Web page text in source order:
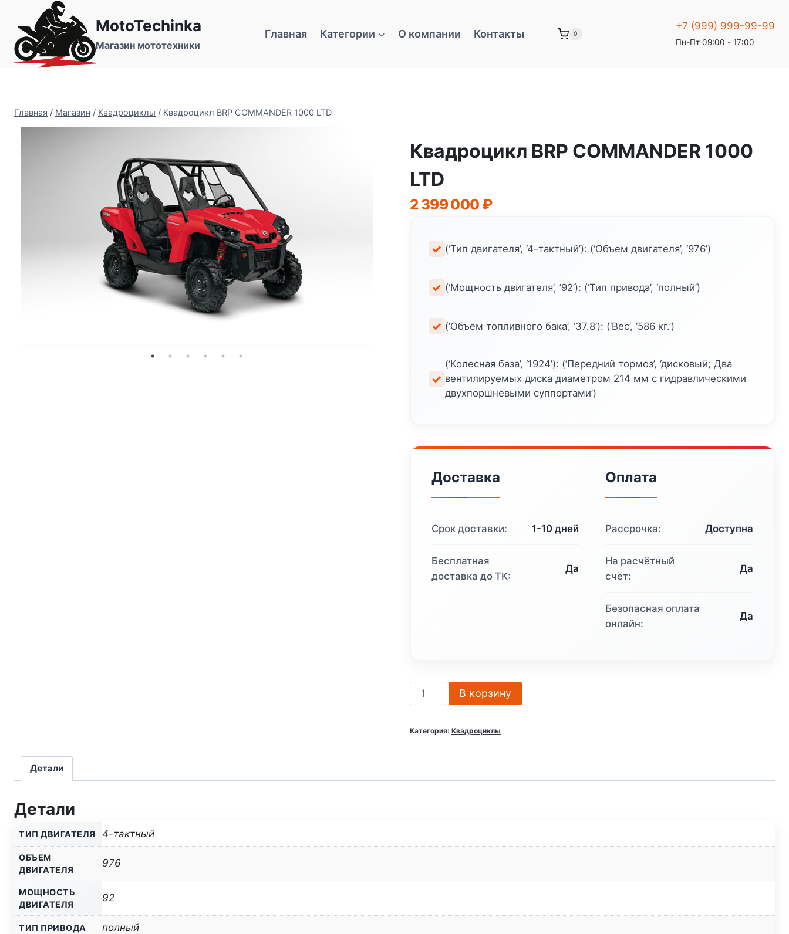
содержимому
MotoTechinka
Магазин мототехники
Главная Категории О компании Контакты 0
+7 (999) 999-99-99
Пн-Пт 09:00 - 17:00
Главная / Магазин / Квадроциклы / Квадроцикл BRP COMMANDER 1000 LTD
Квадроцикл BRP COMMANDER 1000
LTD
2 399 000 ₽
(‘Тип двигателя’, ‘4-тактный’): (‘Объем двигателя’, ‘976’)
(‘Мощность двигателя’, ’92’): (‘Тип привода’, ‘полный’)
(‘Объем топливного бака’, ‘37.8’): (‘Вес’, ‘586 кг.’)
(‘Колесная база’, ‘1924’): (‘Передний тормоз’, ‘дисковый; Два
вентилируемых диска диаметром 214 мм с гидравлическими
двухпоршневыми суппортами’)
Доставка
Срок доставки: 1-10 дней
Бесплатная
доставка до ТК:
Да
Оплата
Рассрочка: Доступна
На расчётный
счёт:
Да
Безопасная оплата
онлайн:
Да
Количество
товара
BRP
LTD
В корзину
Категория: Квадроциклы
Детали
Детали
ТИП ДВИГАТЕЛЯ 4-тактный
ОБЪЕМ
ДВИГАТЕЛЯ
976
МОЩНОСТЬ
ДВИГАТЕЛЯ
92
ТИП ПРИВОДА полный